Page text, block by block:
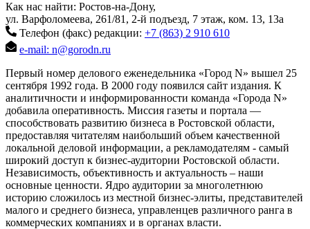
Как нас найти: Ростов-на-Дону,
ул. Варфоломеева, 261/81, 2-й подъезд, 7 этаж, ком. 13, 13а
Телефон (факс) редакции: +7 (863) 2 910 610
e-mail: n@gorodn.ru
Первый номер делового еженедельника «Город N» вышел 25
сентября 1992 года. В 2000 году появился сайт издания. К
аналитичности и информированности команда «Города N»
добавила оперативность. Миссия газеты и портала —
способствовать развитию бизнеса в Ростовской области,
предоставляя читателям наибольший объем качественной
локальной деловой информации, а рекламодателям - самый
широкий доступ к бизнес-аудитории Ростовской области.
Независимость, объективность и актуальность – наши
основные ценности. Ядро аудитории за многолетнюю
историю сложилось из местной бизнес-элиты, представителей
малого и среднего бизнеса, управленцев различного ранга в
коммерческих компаниях и в органах власти.